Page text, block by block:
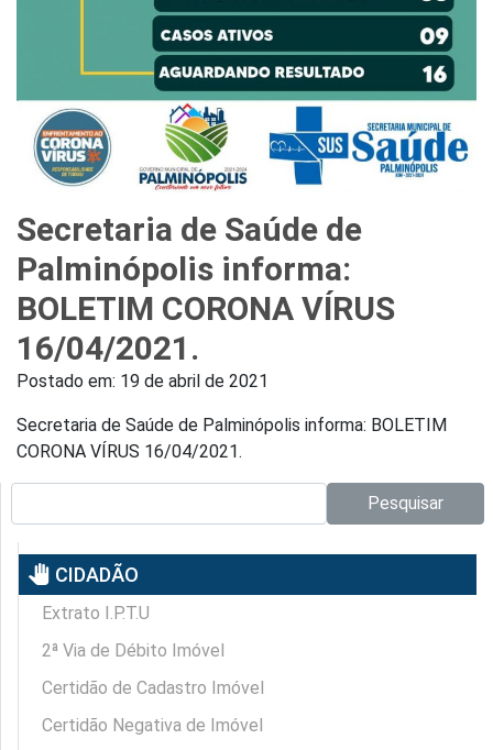
Secretaria de Saúde de
Palminópolis informa:
BOLETIM CORONA VÍRUS
16/04/2021.
Postado em: 19 de abril de 2021
Secretaria de Saúde de Palminópolis informa: BOLETIM
CORONA VÍRUS 16/04/2021.
Pesquisar
pan_tool CIDADÃO
Extrato I.P.T.U
2ª Via de Débito Imóvel
Certidão de Cadastro Imóvel
Certidão Negativa de Imóvel